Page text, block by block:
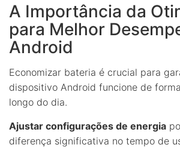
A Importância da
para Melhor
Android
Economizar bateria é crucial para
dispositivo Android funcione de
longo do dia.
Ajustar configurações de energia
diferença significativa no tempo de